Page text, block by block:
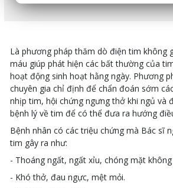
Là phương pháp thăm dò điện tim không
máu giúp phát hiện các bất thường của
hoạt động sinh hoạt hằng ngày. Phương
chuyên gia chỉ định để chẩn đoán sớm
nhịp tim, hội chứng ngưng thở khi ngủ và
bệnh lý về tim để có thể đưa ra hướng
Bệnh nhân có các triệu chứng mà Bác sĩ
tim gây ra như:
- Thoáng ngất, ngất xỉu, chóng mặt
- Khó thở, đau ngực, mệt mỏi.